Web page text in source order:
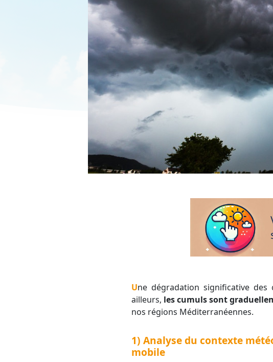
Une dégradation significative des conditions météorologiques se confirme pour la semaine à venir. Par
ailleurs, les cumuls sont
nos régions Méditerranéennes.
1) Analyse du contexte
mobile